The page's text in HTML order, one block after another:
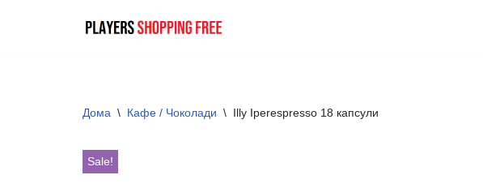
Дома \ Кафе / Чоколади \ Illy Iperespresso 18 капсули
Sale!